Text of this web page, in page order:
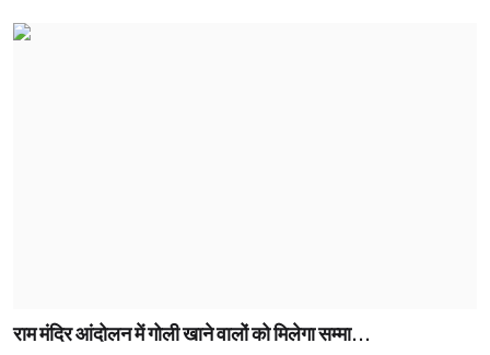
राम मंदिर आंदोलन में गोली खाने वालों को मिलेगा सम्मा...